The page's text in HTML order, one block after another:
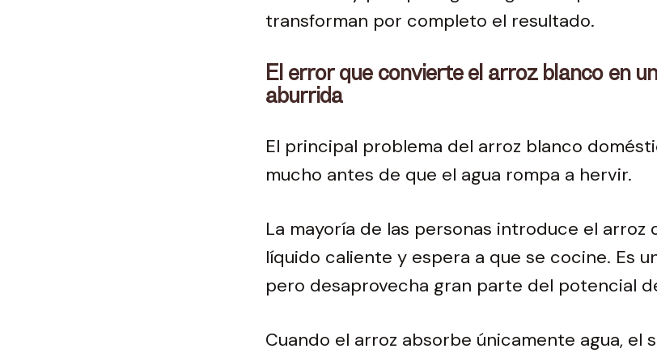
transforman por completo el resultado.
El error que convierte el arroz blanco en
aburrida
El principal problema del arroz blanco
mucho antes de que el agua rompa a hervir.
La mayoría de las personas introduce el
líquido caliente y espera a que se cocine. Es
pero desaprovecha gran parte del potencial
Cuando el arroz absorbe únicamente agua, el